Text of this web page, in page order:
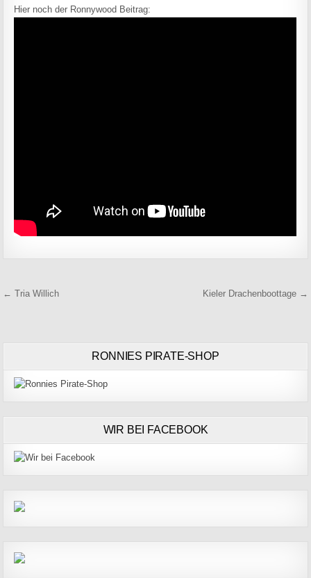
Hier noch der Ronnywood Beitrag:
Beitragsnavigation
← Tria Willich Kieler Drachenboottage →
RONNIES PIRATE-SHOP
WIR BEI FACEBOOK